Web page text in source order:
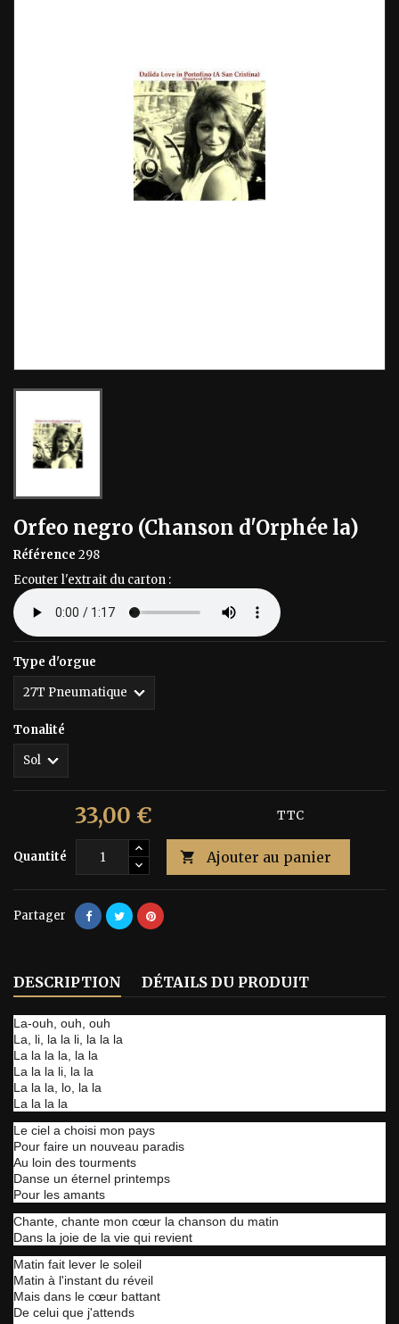
Orfeo negro (Chanson d'Orphée la)
Référence 298
Ecouter l'extrait du carton :
Type d'orgue
Tonalité
33,00 € TTC
Quantité  Ajouter au panier
Partager
DESCRIPTION DÉTAILS DU PRODUIT
La-ouh, ouh, ouh
La, li, la la li, la la la
La la la la, la la
La la la li, la la
La la la, lo, la la
La la la la
Le ciel a choisi mon pays
Pour faire un nouveau paradis
Au loin des tourments
Danse un éternel printemps
Pour les amants
Chante, chante mon cœur la chanson du matin
Dans la joie de la vie qui revient
Matin fait lever le soleil
Matin à l'instant du réveil
Mais dans le cœur battant
De celui que j'attends